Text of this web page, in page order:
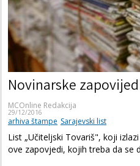
Novinarske
MCOnline Redakcija
29/12/2016
arhiva štampe Sarajevski list
List „Učiteljski Tovariš", koji
ove zapovjedi, kojih treba da se